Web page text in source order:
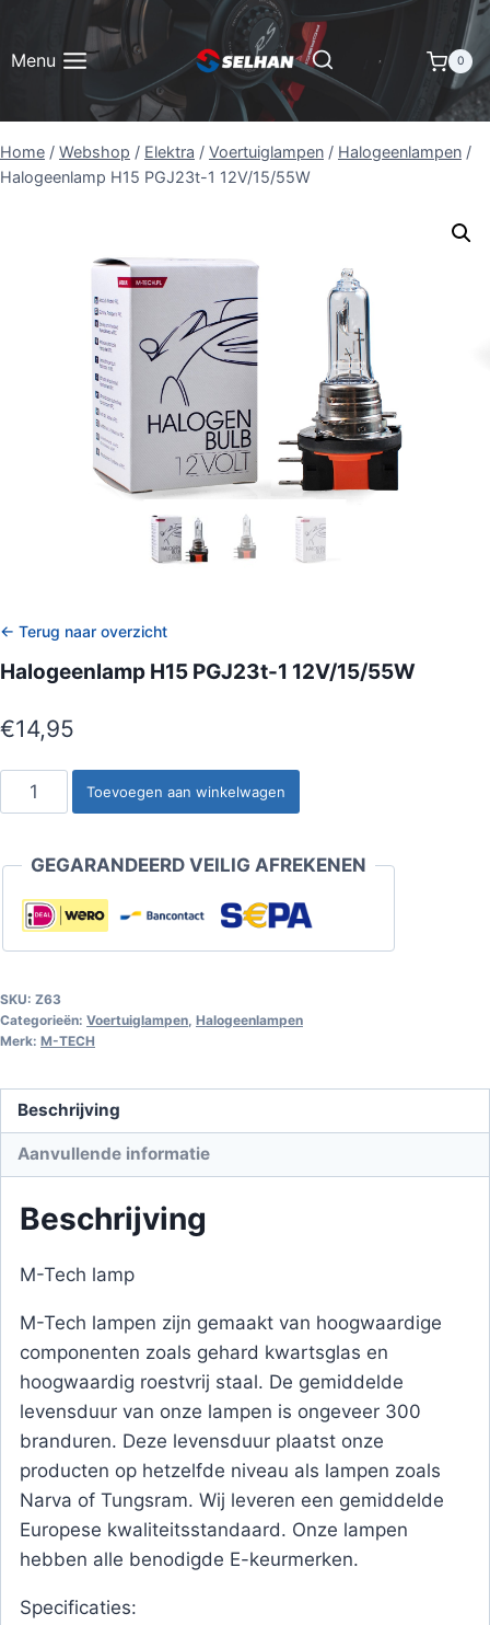
inhoud
Menu 0
Home / Webshop / Elektra / Voertuiglampen / Halogeenlampen /
Halogeenlamp H15 PGJ23t-1 12V/15/55W
← Terug naar overzicht
Halogeenlamp H15 PGJ23t-1 12V/15/55W
€14,95
Halogeenlamp
H15
1
12V/15/55W
aantal
Toevoegen aan winkelwagen
GEGARANDEERD VEILIG AFREKENEN
SKU: Z63
Categorieën: Voertuiglampen Halogeenlampen
Merk: M-TECH
Beschrijving
Aanvullende informatie
Beschrijving
M-Tech lamp
M-Tech lampen zijn gemaakt van hoogwaardige
componenten zoals gehard kwartsglas en
hoogwaardig roestvrij staal. De gemiddelde
levensduur van onze lampen is ongeveer 300
branduren. Deze levensduur plaatst onze
producten op hetzelfde niveau als lampen zoals
Narva of Tungsram. Wij leveren een gemiddelde
Europese kwaliteitsstandaard. Onze lampen
hebben alle benodigde E-keurmerken.
Specificaties: